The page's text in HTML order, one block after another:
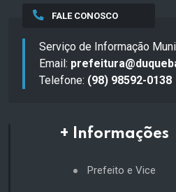
FALE CONOSCO
Serviço de Informação
Email:
Telefone: (98) 98592-0138
+ Informações
Prefeito e Vice